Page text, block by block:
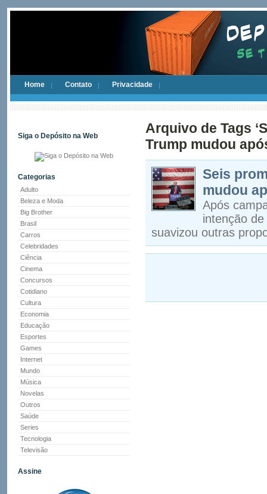
Home Contato Privacidade
Siga o Depósito na Web
Categorias
Adulto
Beleza e Moda
Big Brother
Brasil
Carros
Celebridades
Ciência
Cinema
Concursos
Cotidiano
Cultura
Economia
Educação
Esportes
Games
Internet
Mundo
Música
Novelas
Outros
Saúde
Series
Tecnologia
Televisão
Assine
Arquivo de Tags
Trump mudou
Seis
mudou
Após
intenção
suavizou outras